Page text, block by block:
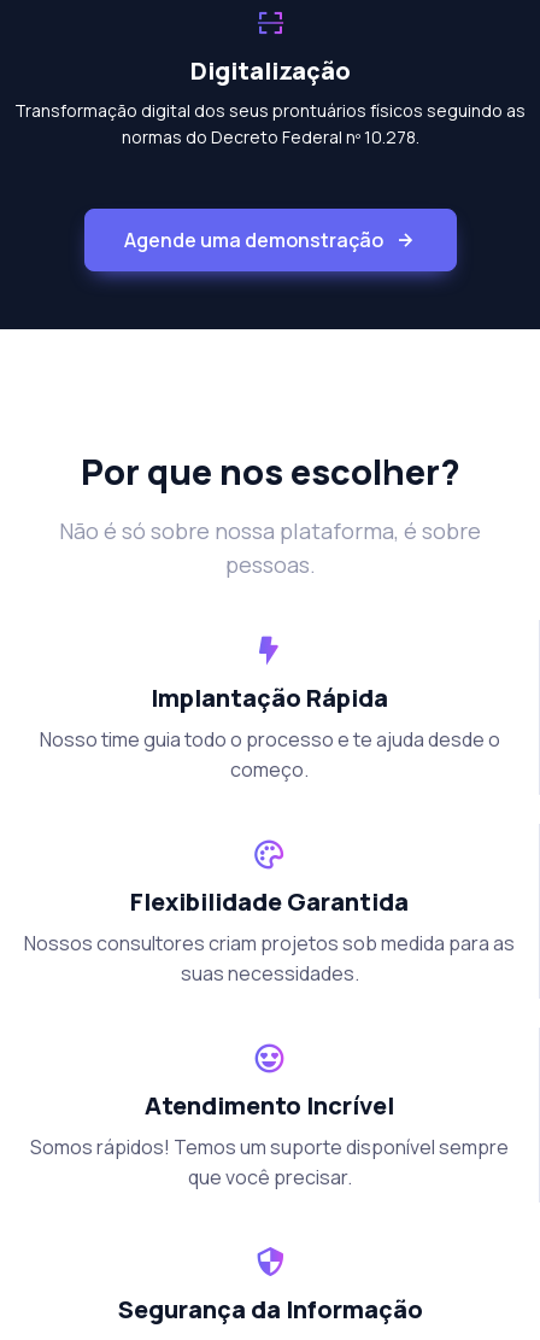
Digitalização
Transformação digital dos seus prontuários físicos seguindo as
normas do Decreto Federal nº 10.278.
Agende uma demonstração
Por que nos escolher?
Não é só sobre nossa plataforma, é sobre
pessoas.
Implantação Rápida
Nosso time guia todo o processo e te ajuda desde o
começo.
Flexibilidade Garantida
Nossos consultores criam projetos sob medida para as
suas necessidades.
Atendimento Incrível
Somos rápidos! Temos um suporte disponível sempre
que você precisar.
Segurança da Informação